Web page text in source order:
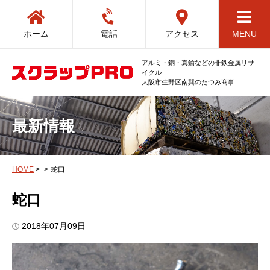
ホーム 電話 アクセス MENU
アルミ・銅・真鍮などの非鉄金属リサ
イクル
大阪市生野区南巽のたつみ商事
最新情報
HOME > > 蛇口
蛇口
2018年07月09日